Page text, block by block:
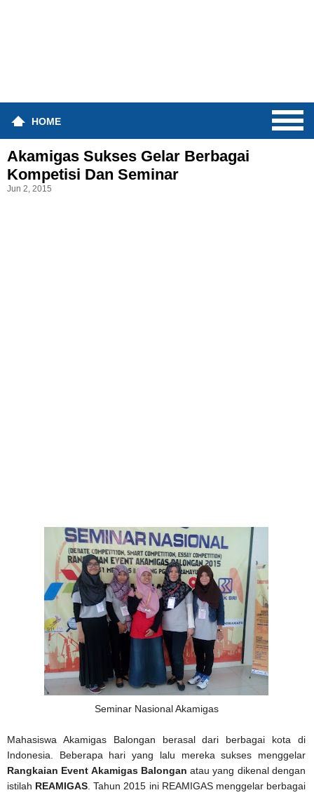
HOME
Akamigas Sukses Gelar Berbagai
Kompetisi Dan Seminar
Jun 2, 2015
Seminar Nasional Akamigas
Mahasiswa Akamigas Balongan berasal dari berbagai kota di
Indonesia. Beberapa hari yang lalu mereka sukses menggelar
Rangkaian Event Akamigas Balongan atau yang dikenal dengan
istilah REAMIGAS . Tahun 2015 ini REAMIGAS menggelar berbagai